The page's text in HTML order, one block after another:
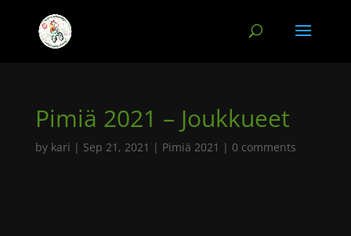
Pimiä 2021 – Joukkueet
by kari | Sep 21, 2021 | Pimiä 2021 | 0 comments